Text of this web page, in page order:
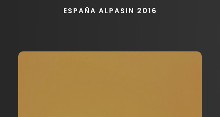
ESPAÑA ALPASIN 2016